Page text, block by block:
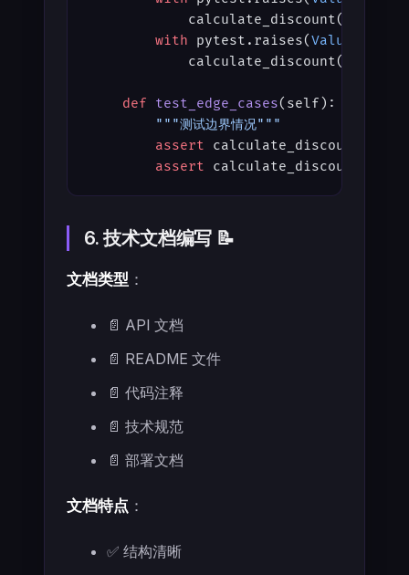
            calculate_discount(
        with
pytest.raises(ValueError
            calculate_discount(
    def
test_edge_cases(self):
        """测试边界情况"""
        assert
calculate_discount(
        assert
calculate_discount(
6. 技术文档编写 📝
文档类型 ：
📄 API 文档
📄 README 文件
📄 代码注释
📄 技术规范
📄 部署文档
文档特点 ：
✅ 结构清晰